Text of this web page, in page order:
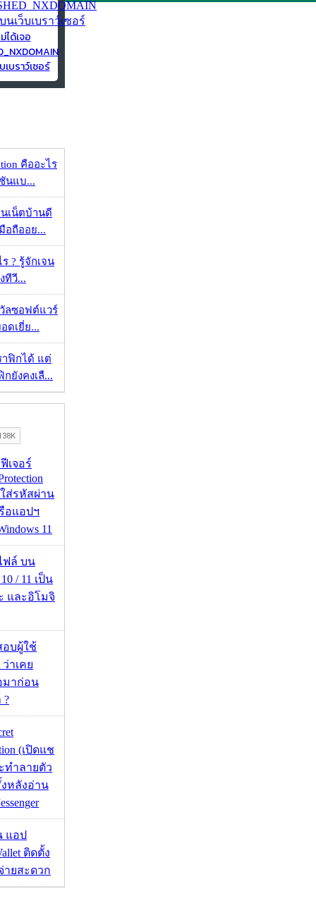
ได้เจอ
บราว์เซอร์
คืออะไร
นแบ...
เน็ตบ้านดี
อถืออย...
? รู้จักเจน
ทีวี...
วัลซอฟต์แวร์
ดเยี่ย...
าฟิกได้ แต่
ยังคงเลื...
เจอร์
ส่รหัสผ่าน
อแอปฯ
11
ฟล์ บน
/ 11 เป็น
และอิโมจิ
อบผู้ใช้
ว่าเคย
มาก่อน
?
(เปิดแช
ทำลายตัว
หลังอ่าน
แอป
ติดตั้ง
ายสะดวก